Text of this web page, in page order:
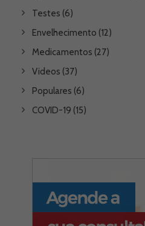
Testes (6)
Envelhecimento (12)
Medicamentos (27)
Videos (37)
Populares (6)
COVID-19 (15)